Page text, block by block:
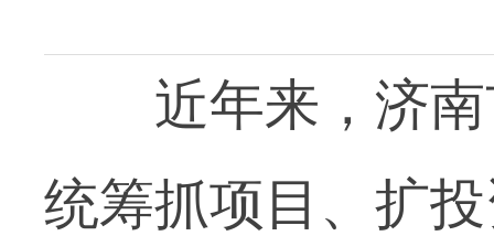
近年来，济南
统筹抓项目、扩